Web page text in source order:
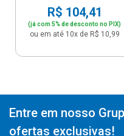
R$ 104,41
(já com 5% de desconto no PIX)
ou em até 10x de R$ 10,99
Entre em nosso
ofertas exclusivas!